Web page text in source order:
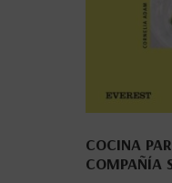
COCINA
COMPAÑÍA